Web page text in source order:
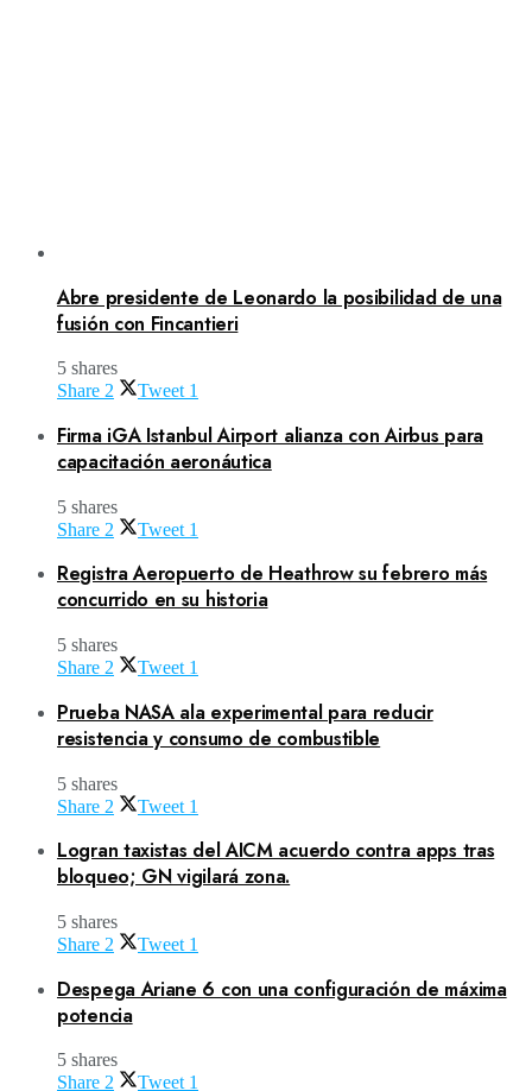
Abre presidente de Leonardo la posibilidad de una
fusión con Fincantieri
5 shares
Share 2 Tweet 1
Firma iGA Istanbul Airport alianza con Airbus para
capacitación aeronáutica
5 shares
Share 2 Tweet 1
Registra Aeropuerto de Heathrow su febrero más
concurrido en su historia
5 shares
Share 2 Tweet 1
Prueba NASA ala experimental para reducir
resistencia y consumo de combustible
5 shares
Share 2 Tweet 1
Logran taxistas del AICM acuerdo contra apps tras
bloqueo; GN vigilará zona.
5 shares
Share 2 Tweet 1
Despega Ariane 6 con una configuración de máxima
potencia
5 shares
Share 2 Tweet 1